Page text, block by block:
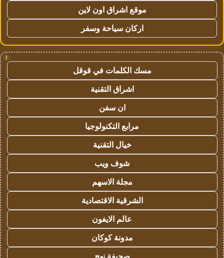
موقع اشراق اون لاين
اركان سياحة وسفر
!
مسك الكلمات في قوقل
اشراق التقنية
ان سفن
مرابع التكنولوجيا
خيال التقنية
شوف ويب
مجلة الاسهم
الشرقية الاقتصادية
عالم الايفون
مدونة كوكان
صحيفة نهج